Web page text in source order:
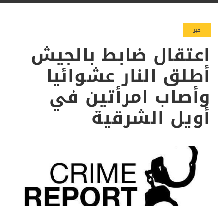
الرئيسية
خبر
اعتقال ضابط بالجيش
أطلق النار عشوائيا
وأصاب امرأتين في
أويل الشرقية